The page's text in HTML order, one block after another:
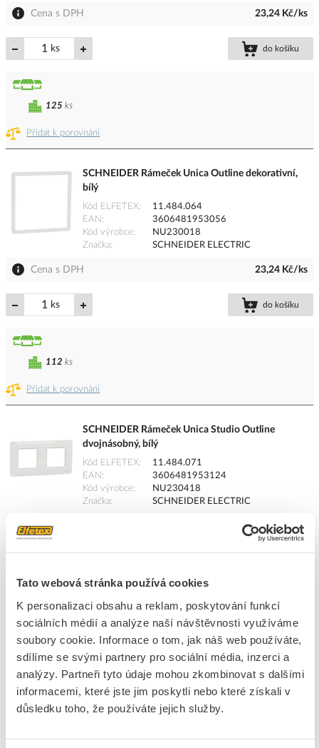
Tato webová stránka používá cookies
K personalizaci obsahu a reklam, poskytování funkcí
sociálních médií a analýze naší návštěvnosti využíváme
soubory cookie. Informace o tom, jak náš web používáte,
sdílíme se svými partnery pro sociální média, inzerci a
analýzy. Partneři tyto údaje mohou zkombinovat s dalšími
informacemi, které jste jim poskytli nebo které získali v
důsledku toho, že používáte jejich služby.
Cena s DPH 23,24 Kč/ks
ks do košíku
Přidat k porovnání
125 ks
SCHNEIDER Rámeček Unica Outline dekorativní,
bílý
Kód ELFETEX
11.484.064
EAN
3606481953056
Kód výrobce
NU230018
Značka
SCHNEIDER ELECTRIC
Cena s DPH 23,24 Kč/ks
ks do košíku
Přidat k porovnání
112 ks
SCHNEIDER Rámeček Unica Studio Outline
dvojnásobný, bílý
Kód ELFETEX
11.484.071
EAN
3606481953124
Kód výrobce
NU230418
Značka
SCHNEIDER ELECTRIC
Cena s DPH 66,74 Kč/ks
Přidat k porovnání
64 ks
SCHNEIDER Rámeček Unica Studio Outline
trojnásobný, bílý